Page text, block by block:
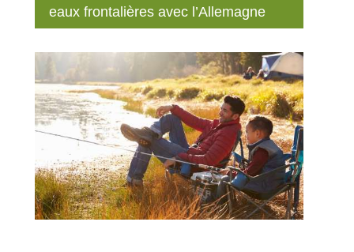
eaux frontalières avec l’Allemagne